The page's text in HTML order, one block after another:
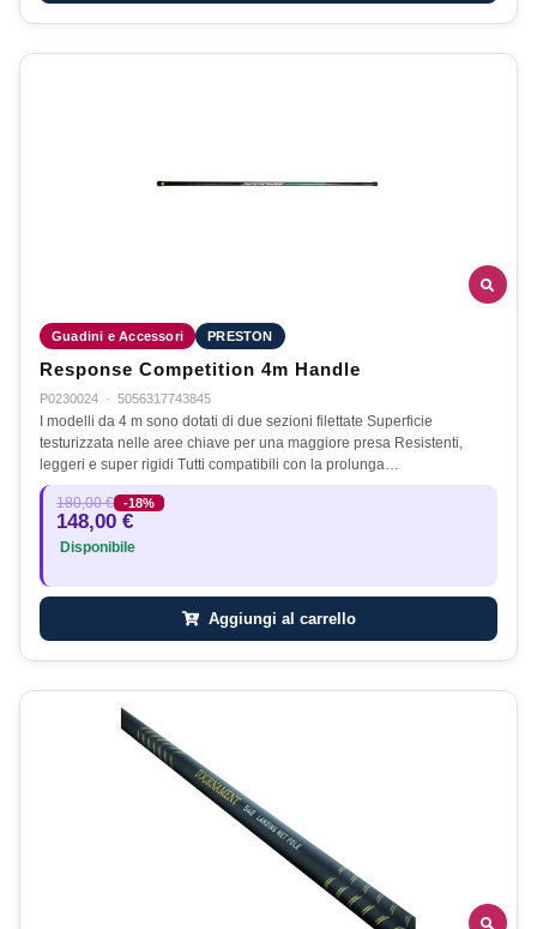
Guadini e Accessori PRESTON
Response Competition 4m Handle
P0230024 · 5056317743845
I modelli da 4 m sono dotati di due sezioni filettate Superficie
testurizzata nelle aree chiave per una maggiore presa Resistenti,
leggeri e super rigidi Tutti compatibili con la prolunga…
180,00 € -18%
148,00 €
Disponibile
Aggiungi al carrello